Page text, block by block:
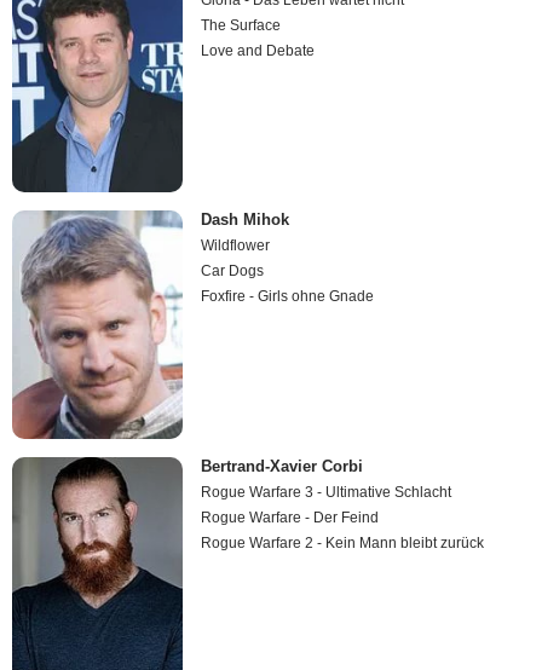
The Surface
Love and Debate
Dash Mihok
Wildflower
Car Dogs
Foxfire - Girls ohne Gnade
Bertrand-Xavier Corbi
Rogue Warfare 3 - Ultimative Schlacht
Rogue Warfare - Der Feind
Rogue Warfare 2 - Kein Mann bleibt zurück